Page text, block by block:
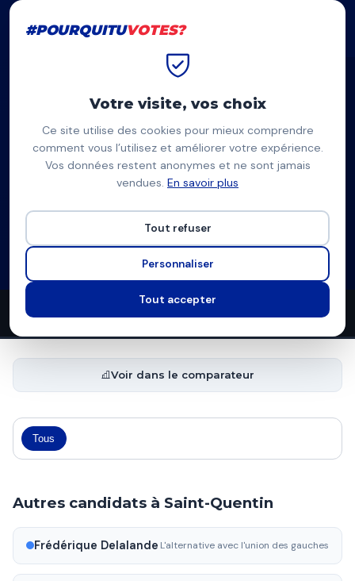
#POURQUITUVOTES?
AZ
Anne Zanditénas
Liste d'extrême-gauche
0propositions0thèmes couverts5candidats en lice
Voir dans le comparateur
Tous
Autres candidats à Saint-Quentin
Frédérique Delalande L'alternative avec l'union des gauches
#POURQUITUVOTES?
Votre visite, vos choix
Ce site utilise des cookies pour mieux comprendre
comment vous l’utilisez et améliorer votre expérience.
Vos données restent anonymes et ne sont jamais
vendues. En savoir plus
Tout refuser
Personnaliser
Tout accepter